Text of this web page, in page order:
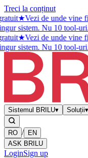
Treci la conținut
★Vezi de unde vine
sistem. Nu 10 tool-uri.
★Vezi de unde vine
sistem. Nu 10 tool-uri.
Sistemul BRILU▾ Soluții▾
RO /
EN
ASK BRILU
LoginSign up